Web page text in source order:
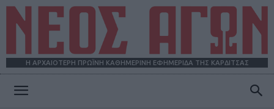
Η ΑΡΧΑΙΟΤΕΡΗ ΠΡΩΪΝΗ ΚΑΘΗΜΕΡΙΝΗ ΕΦΗΜΕΡΙΔΑ ΤΗΣ ΚΑΡΔΙΤΣΑΣ